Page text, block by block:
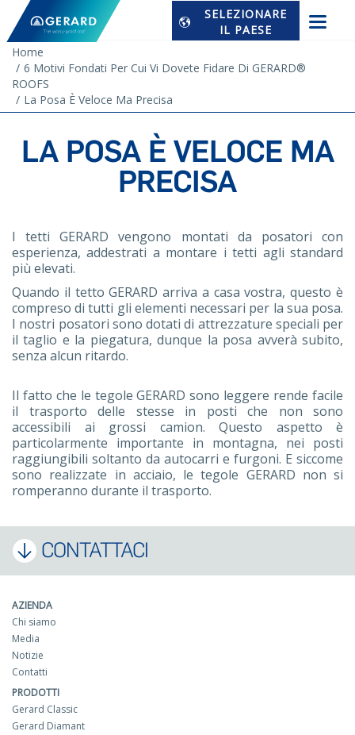
SELEZIONARE
IL PAESE
Home
6 Motivi Fondati Per Cui Vi Dovete Fidare Di GERARD®
ROOFS
La Posa È Veloce Ma Precisa
LA POSA È VELOCE MA
PRECISA
I tetti GERARD vengono montati da posatori con
esperienza, addestrati a montare i tetti agli standard
più elevati.
Quando il tetto GERARD arriva a casa vostra, questo è
compreso di tutti gli elementi necessari per la sua posa.
I nostri posatori sono dotati di attrezzature speciali per
il taglio e la piegatura, dunque la posa avverà subito,
senza alcun ritardo.
Il fatto che le tegole GERARD sono leggere rende facile
il trasporto delle stesse in posti che non sono
accessibili ai grossi camion. Questo aspetto è
particolarmente importante in montagna, nei posti
raggiungibili soltanto da autocarri e furgoni. E siccome
sono realizzate in acciaio, le tegole GERARD non si
romperanno durante il trasporto.
CONTATTACI
AZIENDA
Chi siamo
Media
Notizie
Contatti
PRODOTTI
Gerard Classic
Gerard Diamant